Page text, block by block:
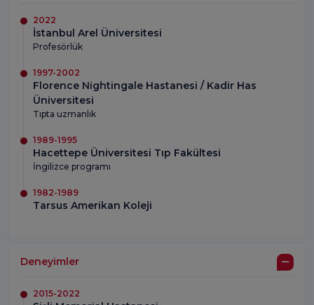
2022
İstanbul Arel Üniversitesi
Profesörlük
1997-2002
Florence Nightingale Hastanesi / Kadir Has
Üniversitesi
Tıpta uzmanlık
1989-1995
Hacettepe Üniversitesi Tıp Fakültesi
İngilizce programı
1982-1989
Tarsus Amerikan Koleji
Deneyimler
2015-2022